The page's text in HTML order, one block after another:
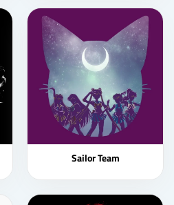
Sailor Team